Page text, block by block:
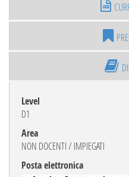
Level
D1
Area
NON DOCENTI / IMPIEGATI
Posta elettronica